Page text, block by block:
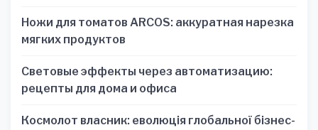
Ножи для томатов ARCOS: аккуратная нарезка
мягких продуктов
Световые эффекты через автоматизацию:
рецепты для дома и офиса
Космолот власник: еволюція глобальної бізнес-